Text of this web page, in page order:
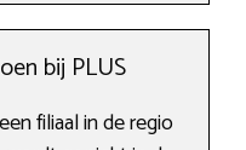
bij PLUS
filiaal in de regio